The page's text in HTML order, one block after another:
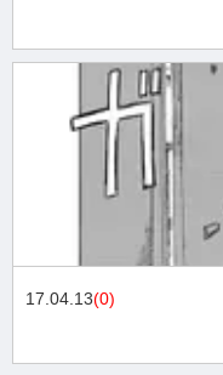
17.04.13(0)